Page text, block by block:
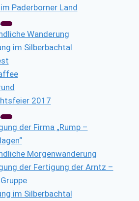
Paderborner Land
Wanderung
im Silberbachtal
2017
der Firma „Rump –
Morgenwanderung
der Fertigung der Arntz –
im Silberbachtal